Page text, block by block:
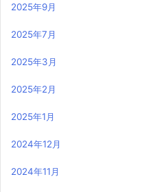
2025年9月
2025年7月
2025年3月
2025年2月
2025年1月
2024年12月
2024年11月